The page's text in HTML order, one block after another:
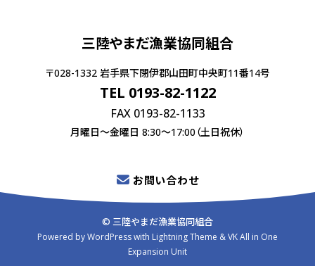
三陸やまだ漁業協同組合
〒028-1332 岩手県下閉伊郡山田町中央町11番14号
TEL 0193-82-1122
FAX 0193-82-1133
月曜日〜金曜日 8:30〜17:00（土日祝休）
お問い合わせ
© 三陸やまだ漁業協同組合
Powered byWordPresswith Lightning Theme &VK All in One
Expansion Unit